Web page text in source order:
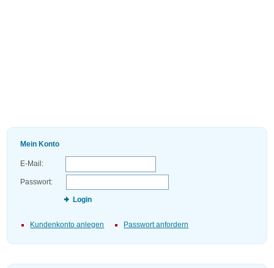
Mein Konto
E-Mail:
Passwort:
Login
Kundenkonto anlegen Passwort anfordern